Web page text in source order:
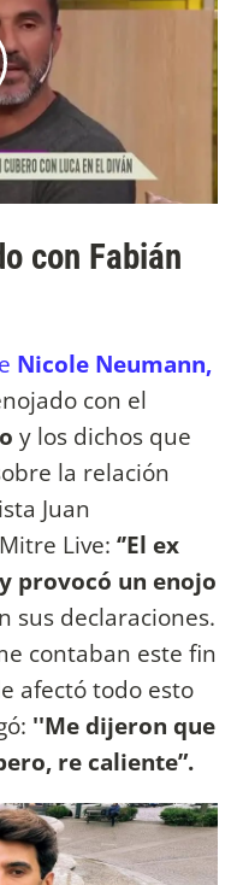
con Fabián
Nicole Neumann,
con el
y los dichos que
la relación
Juan
Live: ‘’El ex
provocó un enojo
sus declaraciones.
contaban este fin
afectó todo esto
''Me dijeron que
re caliente”.